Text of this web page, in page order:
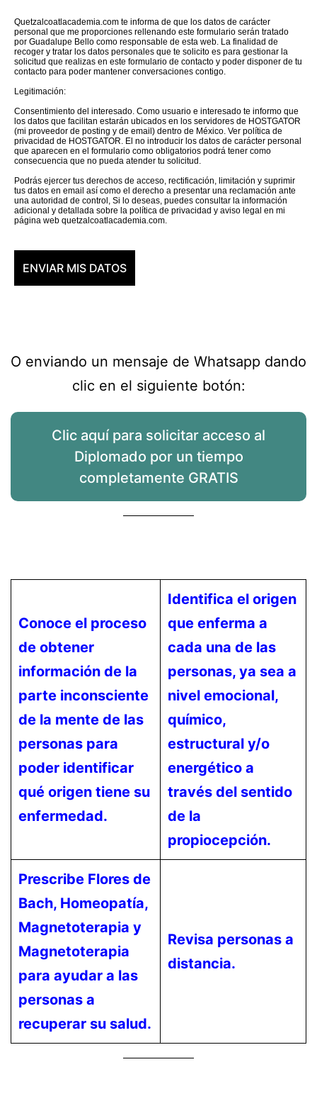
Quetzalcoatlacademia.com te informa de que los datos de carácter
personal que me proporciones rellenando este formulario serán tratado
por Guadalupe Bello como responsable de esta web. La finalidad de
recoger y tratar los datos personales que te solicito es para gestionar la
solicitud que realizas en este formulario de contacto y poder disponer de tu
contacto para poder mantener conversaciones contigo.
Legitimación:
Consentimiento del interesado. Como usuario e interesado te informo que
los datos que facilitan estarán ubicados en los servidores de HOSTGATOR
(mi proveedor de posting y de email) dentro de México. Ver política de
privacidad de HOSTGATOR. El no introducir los datos de carácter personal
que aparecen en el formulario como obligatorios podrá tener como
consecuencia que no pueda atender tu solicitud.
Podrás ejercer tus derechos de acceso, rectificación, limitación y suprimir
tus datos en email así como el derecho a presentar una reclamación ante
una autoridad de control, Si lo deseas, puedes consultar la información
adicional y detallada sobre la política de privacidad y aviso legal en mi
página web quetzalcoatlacademia.com.
O enviando un mensaje de Whatsapp dando
clic en el siguiente botón:
Clic aquí para solicitar acceso al
Diplomado por un tiempo
completamente GRATIS
Conoce el proceso
de obtener
información de la
parte inconsciente
de la mente de las
personas para
poder identificar
qué origen tiene su
enfermedad.
Identifica el origen
que enferma a
cada una de las
personas, ya sea a
nivel emocional,
químico,
estructural y/o
energético a
través del sentido
de la
propiocepción.
Prescribe Flores de
Bach, Homeopatía,
Magnetoterapia y
Magnetoterapia
para ayudar a las
personas a
recuperar su salud.
Revisa personas a
distancia.